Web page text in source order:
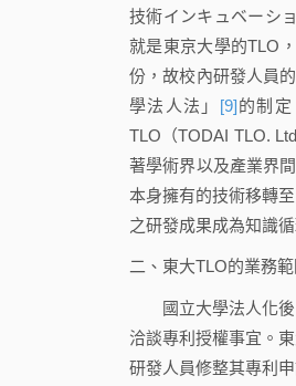
技術インキュベーシ
就是東京大學的TLO
份，故校內研發人員
學法人法」 [9]的制
TLO（TODAI TLO.
著學術界以及產業界
本身擁有的技術移轉
之研發成果成為知識
二、東大TLO的業務範
國立大學法人化後
洽談專利授權事宜。
研發人員修整其專利